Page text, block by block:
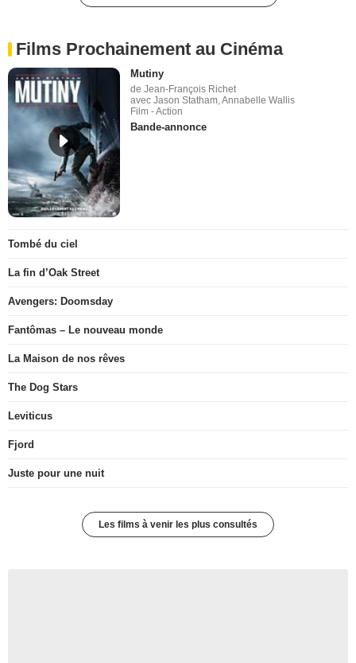
Films Prochainement au Cinéma
Mutiny
de Jean-François Richet
avec Jason Statham, Annabelle Wallis
Film - Action
Bande-annonce
Tombé du ciel
La fin d’Oak Street
Avengers: Doomsday
Fantômas – Le nouveau monde
La Maison de nos rêves
The Dog Stars
Leviticus
Fjord
Juste pour une nuit
Les films à venir les plus consultés